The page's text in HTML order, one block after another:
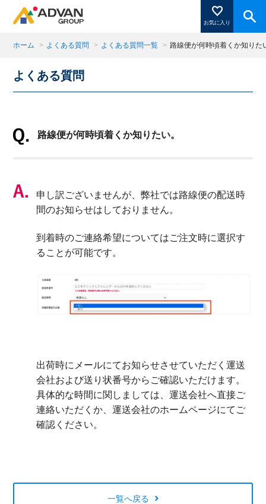
お気に入り
商品ページにある「お気に入り登録」を押すと登録した
商品がここに表示されます。
ホーム > よくある質問 > よくある質問一覧 > 路線便が何時頃着くか知りた
よくある質問
路線便が何時頃着くか知りたい。
申し訳ございませんが、弊社では路線便の配送時
間のお知らせはしておりません。
到着時のご連絡希望についてはご注文時に選択す
ることが可能です。
出荷時にメールにてお知らせさせていただく運送
会社および送り状番号からご確認いただけます。
具体的な時間に関しましては、運送会社へ直接ご
連絡いただくか、運送会社のホームページにてご
確認ください。
一覧へ戻る